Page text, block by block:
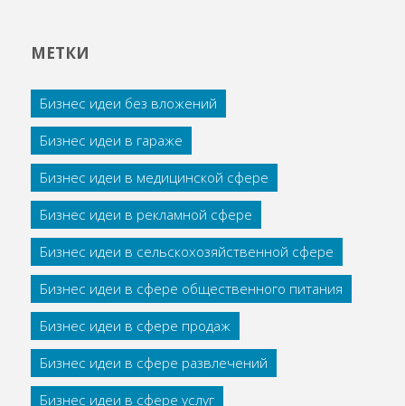
МЕТКИ
Бизнес идеи без вложений
Бизнес идеи в гараже
Бизнес идеи в медицинской сфере
Бизнес идеи в рекламной сфере
Бизнес идеи в сельскохозяйственной сфере
Бизнес идеи в сфере общественного питания
Бизнес идеи в сфере продаж
Бизнес идеи в сфере развлечений
Бизнес идеи в сфере услуг